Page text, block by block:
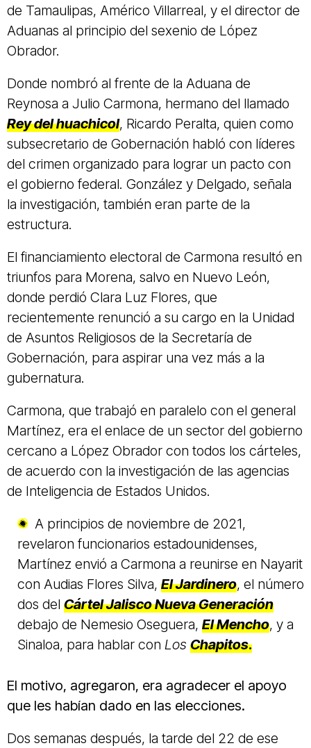
de Tamaulipas, Américo Villarreal, y el director de
Aduanas al principio del sexenio de López
Obrador.
Donde nombró al frente de la Aduana de
Reynosa a Julio Carmona, hermano del llamado
Rey del huachicol, Ricardo Peralta, quien como
subsecretario de Gobernación habló con líderes
del crimen organizado para lograr un pacto con
el gobierno federal. González y Delgado, señala
la investigación, también eran parte de la
estructura.
El financiamiento electoral de Carmona resultó en
triunfos para Morena, salvo en Nuevo León,
donde perdió Clara Luz Flores, que
recientemente renunció a su cargo en la Unidad
de Asuntos Religiosos de la Secretaría de
Gobernación, para aspirar una vez más a la
gubernatura.
Carmona, que trabajó en paralelo con el general
Martínez, era el enlace de un sector del gobierno
cercano a López Obrador con todos los cárteles,
de acuerdo con la investigación de las agencias
de Inteligencia de Estados Unidos.
A principios de noviembre de 2021,
revelaron funcionarios estadounidenses,
Martínez envió a Carmona a reunirse en Nayarit
con Audias Flores Silva, El Jardinero, el número
dos del Cártel Jalisco Nueva Generación
debajo de Nemesio Oseguera, El Mencho, y a
Sinaloa, para hablar con Los Chapitos.
El motivo, agregaron, era agradecer el apoyo
que les habían dado en las elecciones.
Dos semanas después, la tarde del 22 de ese